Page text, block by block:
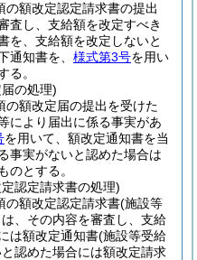
額改定認定請求書の提出
査し、支給額を改定すべき
を、支給額を改定しないと
通知書を、 様式第3号を用い
る。
の処理)
の額改定届の提出を受けた
により届出に係る事実があ
を用いて、額改定通知書を当
事実がないと認めた場合は
のとする。
認定請求書の処理)
の額改定認定請求書(施設等
、その内容を審査し、支給
は額改定通知書(施設等受給
認めた場合には額改定請求